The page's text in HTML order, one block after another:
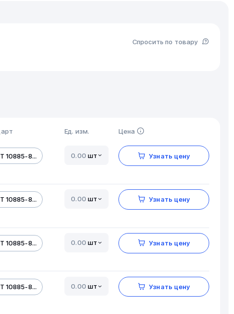
Спросить по товару
Ед. изм. Цена
10885-8... шт Узнать цену
10885-8... шт Узнать цену
10885-8... шт Узнать цену
10885-8... шт Узнать цену